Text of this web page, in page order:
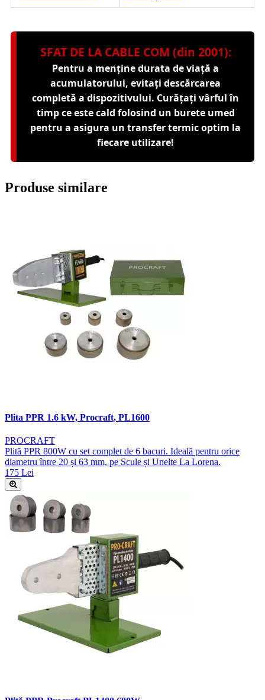
SFAT DE LA CABLE COM (din 2001):
Pentru a menține durata de viață a
acumulatorului, evitați descărcarea
completă a dispozitivului. Curățați vârful în
timp ce este cald folosind un burete umed
pentru a asigura un transfer termic optim la
fiecare utilizare!
Produse similare
Plita PPR 1.6 kW, Procraft, PL1600
PROCRAFT
Plită PPR 800W cu set complet de 6 bacuri. Ideală pentru orice
diametru între 20 și 63 mm, pe Scule și Unelte La Lorena.
175 Lei